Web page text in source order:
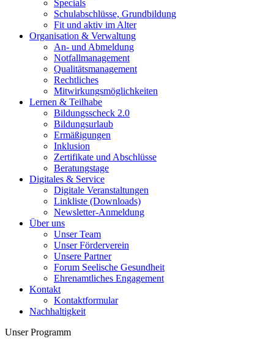
Specials
Schulabschlüsse, Grundbildung
Fit und aktiv im Alter
Organisation & Verwaltung
An- und Abmeldung
Notfallmanagement
Qualitätsmanagement
Rechtliches
Mitwirkungsmöglichkeiten
Lernen & Teilhabe
Bildungsscheck 2.0
Bildungsurlaub
Ermäßigungen
Inklusion
Zertifikate und Abschlüsse
Beratungstage
Digitales & Service
Digitale Veranstaltungen
Linkliste (Downloads)
Newsletter-Anmeldung
Über uns
Unser Team
Unser Förderverein
Unsere Partner
Forum Seelische Gesundheit
Ehrenamtliches Engagement
Kontakt
Kontaktformular
Nachhaltigkeit
Unser Programm